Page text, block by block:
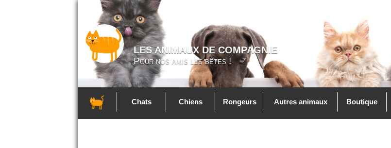
LES ANIMAUX DE COMPAGNIE
Pour nos amis les bêtes !
Chats Chiens Rongeurs Autres animaux Boutique